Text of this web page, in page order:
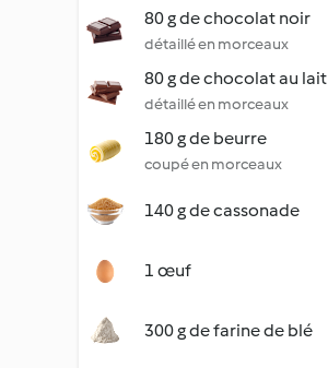
80 g de chocolat noir
détaillé en morceaux
80 g de chocolat au lait
détaillé en morceaux
180 g de beurre
coupé en morceaux
140 g de cassonade
1 œuf
300 g de farine de blé